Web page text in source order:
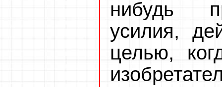
нибудь
усилия,
целью,